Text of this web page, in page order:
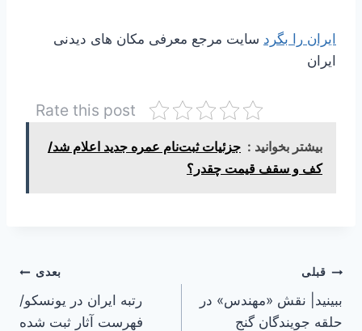
ایران را بگرد سایت مرجع معرفی مکان های دیدنی
ایران
Rate this post
بیشتر بخوانید : جزئیات ثبت‌نام عمره جدید اعلام شد/
کف و سقف قیمت چقدر؟
راهبری
نوشته
قبلی
ببینید| نقش «مهندس» در
حلقه جویندگان گنج
بعدی
رتبه ایران در یونسکو/
فهرست آثار ثبت شده